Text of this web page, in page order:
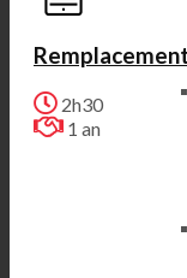
2h30
1 an